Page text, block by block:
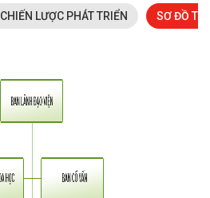
CHIẾN LƯỢC PHÁT TRIỂN SƠ ĐỒ TỔ